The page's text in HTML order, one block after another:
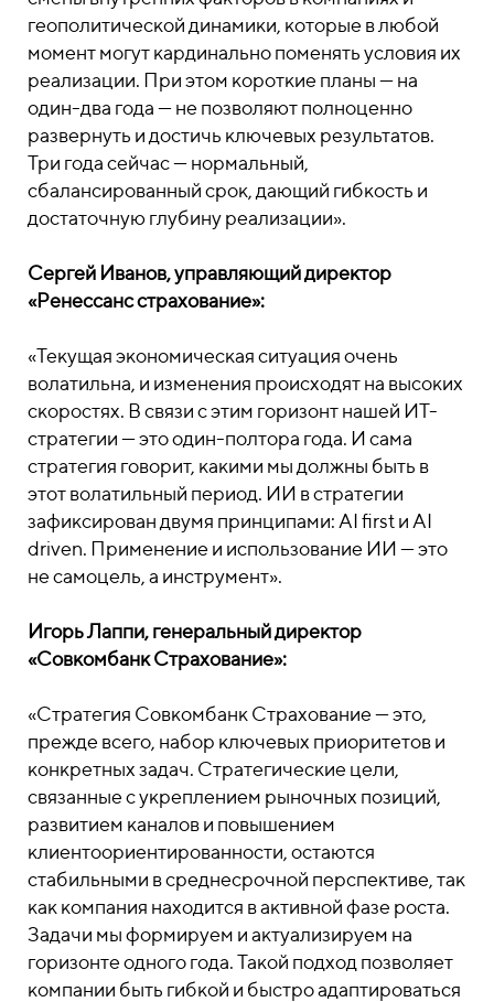
геополитической динамики, которые в любой
момент могут кардинально поменять условия их
реализации. При этом короткие планы — на
один-два года — не позволяют полноценно
развернуть и достичь ключевых результатов.
Три года сейчас — нормальный,
сбалансированный срок, дающий гибкость и
достаточную глубину реализации».
Сергей Иванов, управляющий директор
«Ренессанс страхование»:
«Текущая экономическая ситуация очень
волатильна, и изменения происходят на высоких
скоростях. В связи с этим горизонт нашей ИТ-
стратегии — это один-полтора года. И сама
стратегия говорит, какими мы должны быть в
этот волатильный период. ИИ в стратегии
зафиксирован двумя принципами: AI first и AI
driven. Применение и использование ИИ — это
не самоцель, а инструмент».
Игорь Лаппи, генеральный директор
«Совкомбанк Страхование»:
«Стратегия Совкомбанк Страхование — это,
прежде всего, набор ключевых приоритетов и
конкретных задач. Стратегические цели,
связанные с укреплением рыночных позиций,
развитием каналов и повышением
клиентоориентированности, остаются
стабильными в среднесрочной перспективе, так
как компания находится в активной фазе роста.
Задачи мы формируем и актуализируем на
горизонте одного года. Такой подход позволяет
компании быть гибкой и быстро адаптироваться